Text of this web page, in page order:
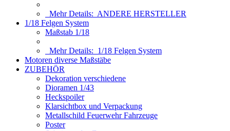
Mehr Details: ANDERE HERSTELLER
1/18 Felgen System
Maßstab 1/18
Mehr Details: 1/18 Felgen System
Motoren diverse Maßstäbe
ZUBEHÖR
Dekoration verschiedene
Dioramen 1/43
Heckspoiler
Klarsichtbox und Verpackung
Metallschild Feuerwehr Fahrzeuge
Poster